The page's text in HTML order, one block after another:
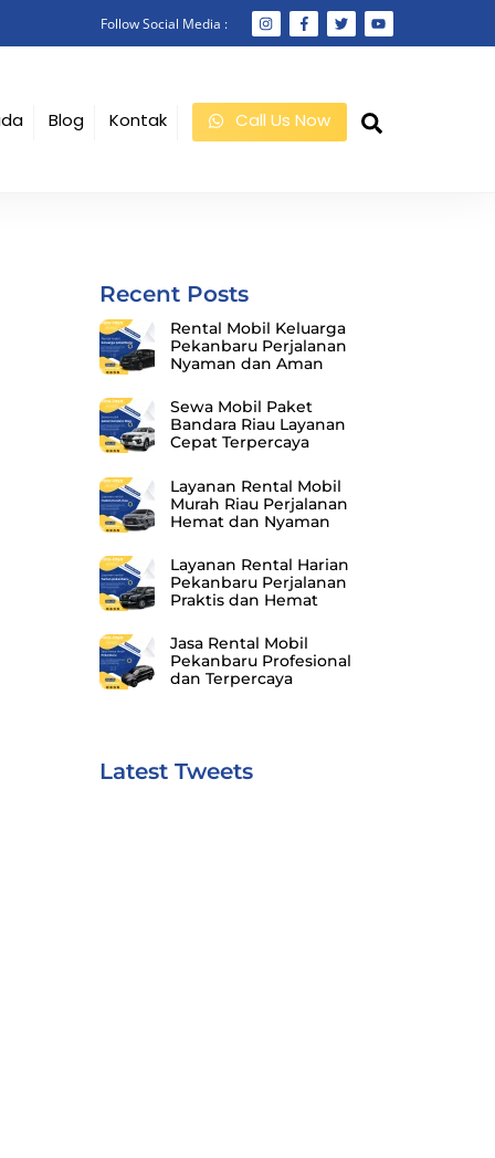
Follow Social Media :
Blog Kontak Call Us Now
Recent Posts
Rental Mobil Keluarga
Pekanbaru Perjalanan
Nyaman dan Aman
Sewa Mobil Paket
Bandara Riau Layanan
Cepat Terpercaya
Layanan Rental Mobil
Murah Riau Perjalanan
Hemat dan Nyaman
Layanan Rental Harian
Pekanbaru Perjalanan
Praktis dan Hemat
Jasa Rental Mobil
Pekanbaru Profesional
dan Terpercaya
Latest Tweets